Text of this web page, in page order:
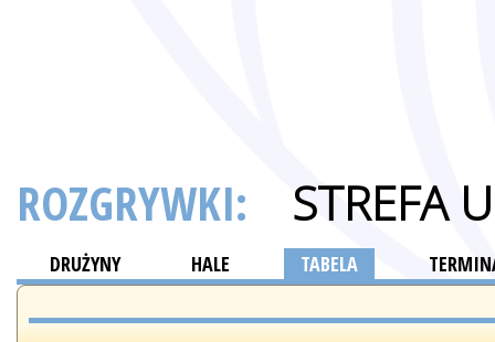
ROZGRYWKI: STREFA
DRUŻYNY HALE TABELA